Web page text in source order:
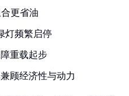
合更省油
灯频繁启停
重载起步
顾经济性与动力